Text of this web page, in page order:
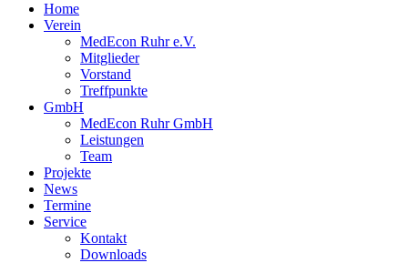
Home
Verein
MedEcon Ruhr e.V.
Mitglieder
Vorstand
Treffpunkte
GmbH
MedEcon Ruhr GmbH
Leistungen
Team
Projekte
News
Termine
Service
Kontakt
Downloads